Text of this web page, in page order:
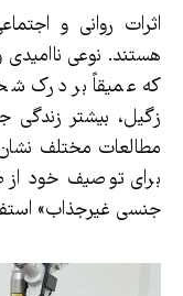
اثرات روانی و
هستند. نوعی ناامیدی
که عمیقاً بر درک
زگیل، بیشتر
مطالعات مختلف نشان
برای توصیف خود از
جنسی غیرجذاب»